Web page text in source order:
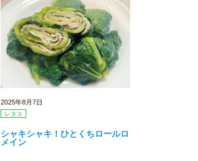
2025年8月7日
レタス
シャキシャキ！ひとくちロールロ
メイン